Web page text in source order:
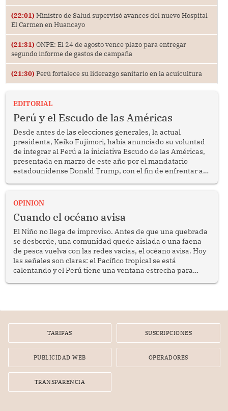
(22:01) Ministro de Salud supervisó avances del nuevo Hospital
El Carmen en Huancayo
(21:31) ONPE: El 24 de agosto vence plazo para entregar
segundo informe de gastos de campaña
(21:30) Perú fortalece su liderazgo sanitario en la acuicultura
EDITORIAL
Perú y el Escudo de las Américas
Desde antes de las elecciones generales, la actual
presidenta, Keiko Fujimori, había anunciado su voluntad
de integrar al Perú a la iniciativa Escudo de las Américas,
presentada en marzo de este año por el mandatario
estadounidense Donald Trump, con el fin de enfrentar al
OPINION
Cuando el océano avisa
El Niño no llega de improviso. Antes de que una quebrada
se desborde, una comunidad quede aislada o una faena
de pesca vuelva con las redes vacías, el océano avisa. Hoy
las señales son claras: el Pacífico tropical se está
calentando y el Perú tiene una ventana estrecha para
TARIFAS SUSCRIPCIONES
PUBLICIDAD WEB OPERADORES
TRANSPARENCIA